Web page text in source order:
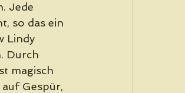
Jede
so das ein
Lindy
Durch
magisch
Gespür,